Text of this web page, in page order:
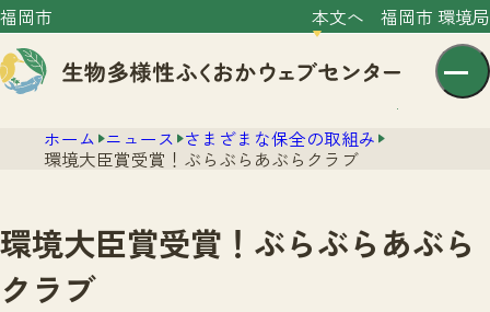
福岡市 本文へ 福岡市 環境局
センター紹介
ホーム ニュース さまざまな保全の取組み
環境大臣賞受賞！ぶらぶらあぶらクラブ
環境大臣賞受賞！ぶらぶらあぶら
クラブ